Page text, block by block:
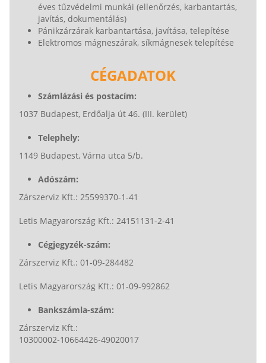
éves tűzvédelmi munkái (ellenőrzés, karbantartás,
javítás, dokumentálás)
Pánikzárzárak karbantartása, javítása, telepítése
Elektromos mágneszárak, síkmágnesek telepítése
CÉGADATOK
Számlázási és postacím:
1037 Budapest, Erdőalja út 46. (III. kerület)
Telephely:
1149 Budapest, Várna utca 5/b.
Adószám:
Zárszerviz Kft.: 25599370-1-41
Letis Magyarország Kft.: 24151131-2-41
Cégjegyzék-szám:
Zárszerviz Kft.: 01-09-284482
Letis Magyarország Kft.: 01-09-992862
Bankszámla-szám:
Zárszerviz Kft.:
10300002-10664426-49020017